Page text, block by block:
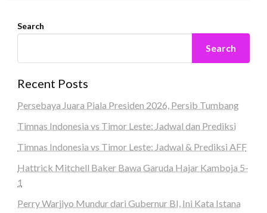
Search
Search
Recent Posts
Persebaya Juara Piala Presiden 2026, Persib Tumbang
Timnas Indonesia vs Timor Leste: Jadwal dan Prediksi
Timnas Indonesia vs Timor Leste: Jadwal & Prediksi AFF
Hattrick Mitchell Baker Bawa Garuda Hajar Kamboja 5-
1
Perry Warjiyo Mundur dari Gubernur BI, Ini Kata Istana